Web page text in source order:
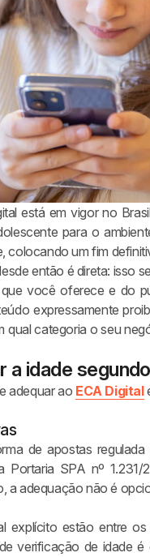
está em vigor no
para o
colocando um fim
então é direta: isso
você oferece e do
expressamente
qual categoria o seu
idade
adequar ao ECA Digital
de apostas
Portaria SPA nº
a adequação não é
explícito estão entre
verificação de idade